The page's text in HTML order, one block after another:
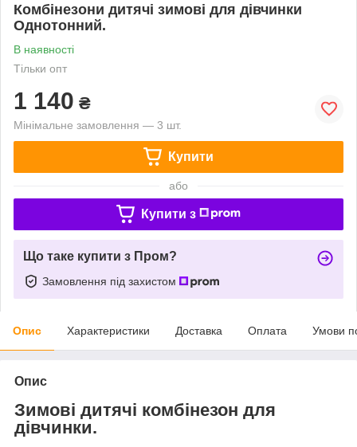
Комбінезони дитячі зимові для дівчинки
Однотонний.
В наявності
Тільки опт
1 140 ₴
Мінімальне замовлення — 3 шт.
Купити
або
Купити з
Що таке купити з Пром?
Замовлення під захистом
Опис Характеристики Доставка Оплата Умови
Опис
Зимові дитячі комбінезон для
дівчинки.